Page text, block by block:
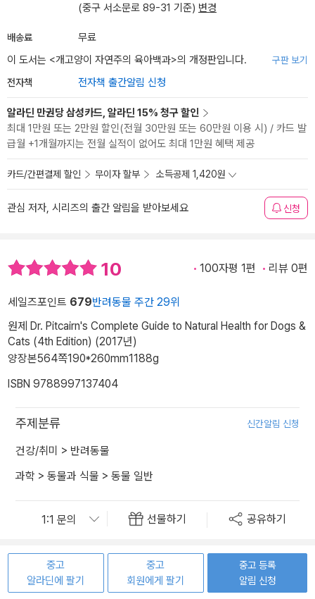
(중구 서소문로 89-31 기준) 변경
배송료
무료
이 도서는 <개고양이 자연주의 육아백과>의 개정판입니다. 구판 보기
전자책 전자책 출간알림 신청
알라딘 만권당 삼성카드, 알라딘 15% 청구 할인
최대 1만원 또는 2만원 할인(전월 30만원 또는 60만원 이용 시) / 카드 발
급월 +1개월까지는 전월 실적이 없어도 최대 1만원 혜택 제공
카드/간편결제 할인 무이자 할부 소득공제 1,420원
관심 저자, 시리즈의 출간 알림을 받아보세요 신청
10 100자평 1편 리뷰 0편
세일즈포인트 679반려동물 주간 29위
원제 Dr. Pitcairn's Complete Guide to Natural Health for Dogs &
Cats (4th Edition) (2017년)
양장본564쪽190*260mm1188g
ISBN 9788997137404
주제분류 신간알림 신청
건강/취미 > 반려동물
과학 > 동물과 식물 > 동물 일반
선물하기 공유하기
중고
알라딘에 팔기
중고
회원에게 팔기
중고 등록
알림 신청